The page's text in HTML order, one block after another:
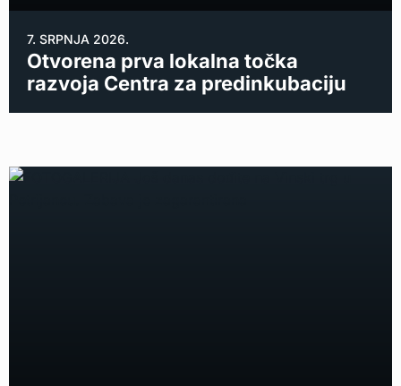
7. SRPNJA 2026.
Otvorena prva lokalna točka
razvoja Centra za predinkubaciju